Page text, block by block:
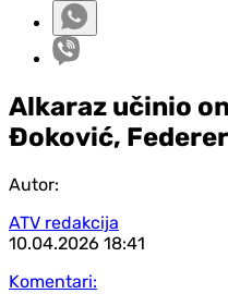
Alkaraz učinio
Đoković,
Autor:
ATV redakcija
10.04.2026 18:41
Komentari: